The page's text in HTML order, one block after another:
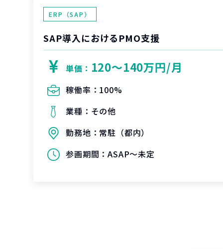
ERP（SAP）
SAP導入におけるPMO支援
単価： 120〜140万円/月
稼働率： 100%
業種： その他
勤務地： 常駐（都内）
参画期間：ASAP～未定